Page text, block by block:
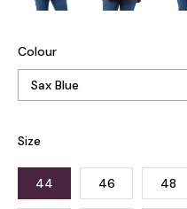
Colour
Size
44 46 48